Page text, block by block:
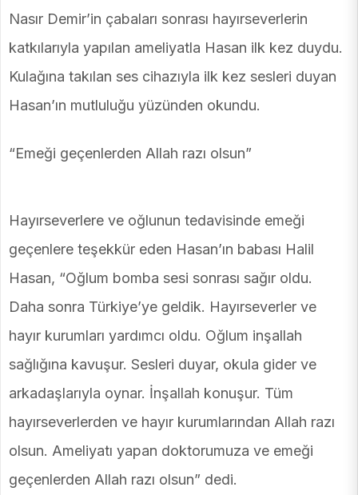
Nasır Demir’in çabaları sonrası hayırseverlerin
katkılarıyla yapılan ameliyatla Hasan ilk kez duydu.
Kulağına takılan ses cihazıyla ilk kez sesleri duyan
Hasan’ın mutluluğu yüzünden okundu.
“Emeği geçenlerden Allah razı olsun”
Hayırseverlere ve oğlunun tedavisinde emeği
geçenlere teşekkür eden Hasan’ın babası Halil
Hasan, “Oğlum bomba sesi sonrası sağır oldu.
Daha sonra Türkiye’ye geldik. Hayırseverler ve
hayır kurumları yardımcı oldu. Oğlum inşallah
sağlığına kavuşur. Sesleri duyar, okula gider ve
arkadaşlarıyla oynar. İnşallah konuşur. Tüm
hayırseverlerden ve hayır kurumlarından Allah razı
olsun. Ameliyatı yapan doktorumuza ve emeği
geçenlerden Allah razı olsun” dedi.